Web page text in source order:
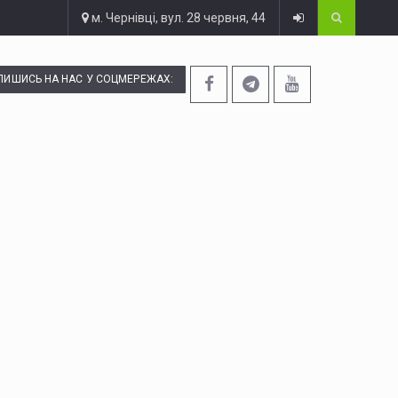
м. Чернівці, вул. 28 червня, 44
НА НАС У СОЦМЕРЕЖАХ: